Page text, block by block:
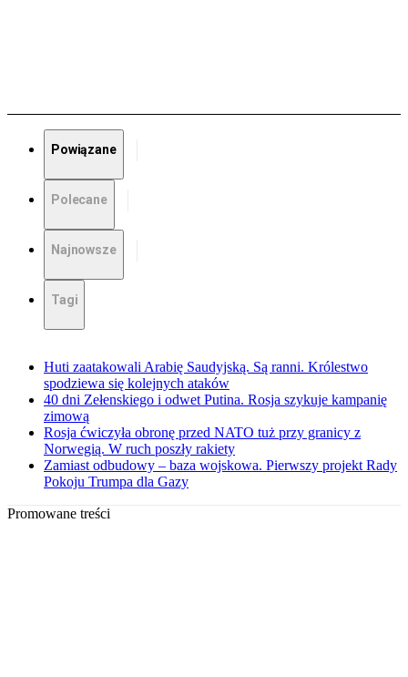
Powiązane
Polecane
Najnowsze
Tagi
Huti zaatakowali Arabię Saudyjską. Są ranni. Królestwo
spodziewa się kolejnych ataków
40 dni Zełenskiego i odwet Putina. Rosja szykuje kampanię
zimową
Rosja ćwiczyła obronę przed NATO tuż przy granicy z
Norwegią. W ruch poszły rakiety
Zamiast odbudowy – baza wojskowa. Pierwszy projekt Rady
Pokoju Trumpa dla Gazy
Promowane treści